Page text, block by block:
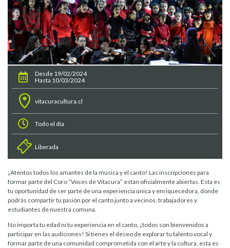
Desde 19/02/2024
Hasta 10/03/2024
vitacuracultura.cl
Todo el día
Liberada
¡Atentos todos los amantes de la música y el canto! Las inscripciones para
formar parte del Coro “Voces de Vitacura” están oficialmente abiertas. Esta es
tu oportunidad de ser parte de una experiencia única y enriquecedora, donde
podrás compartir tu pasión por el canto junto a vecinos, trabajadores y
estudiantes de nuestra comuna.
No importa tu edad ni tu experiencia en el canto, ¡todos son bienvenidos a
participar en las audiciones! Si tienes el deseo de explorar tu talento vocal y
formar parte de una comunidad comprometida con el arte y la cultura, esta es